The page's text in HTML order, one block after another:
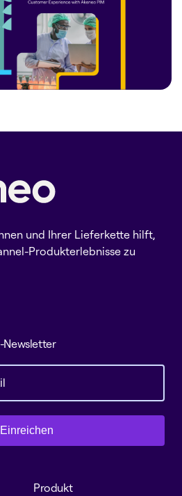
und Ihrer Lieferkette hilft,
Produkterlebnisse zu
Newsletter
Einreichen
Produkt